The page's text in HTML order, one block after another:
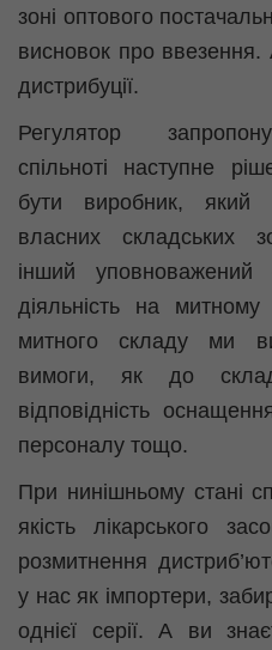
зоні оптового
висновок про ввезення.
дистрибуції.
Регулятор
спільноті наступне
бути виробник, який
власних складських
інший уповноважений
діяльність на
митного складу ми
вимоги, як до
відповідність
персоналу тощо.
При нинішньому стані
якість лікарського
розмитнення
у нас як імпортери,
однієї серії. А ви